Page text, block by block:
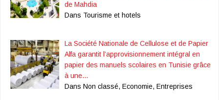
de Mahdia
Dans Tourisme et hotels
La Société Nationale de Cellulose et de Papier
Alfa garantit l’approvisionnement intégral en
papier des manuels scolaires en Tunisie grâce
à une…
Dans Non classé, Economie, Entreprises